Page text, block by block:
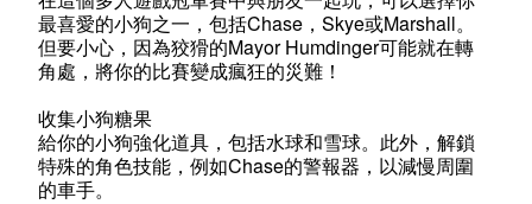
最喜愛的小狗之一，包括Chase，Skye或Marshall。
但要小心，因為狡猾的Mayor Humdinger可能就在轉
角處，將你的比賽變成瘋狂的災難！
收集小狗糖果
給你的小狗強化道具，包括水球和雪球。此外，解鎖
特殊的角色技能，例如Chase的警報器，以減慢周圍
的車手。